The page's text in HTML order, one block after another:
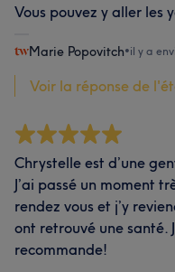
Vous pouvez y aller les
Marie Popovitch•il y a
Voir la réponse de
Chrystelle est d’une
J’ai passé un moment
rendez vous et j’y
ont retrouvé une santé.
recommande!